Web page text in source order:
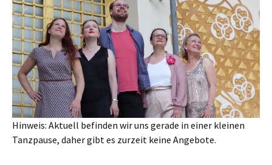
Hinweis: Aktuell befinden wir uns gerade in einer kleinen
Tanzpause, daher gibt es zurzeit keine Angebote.